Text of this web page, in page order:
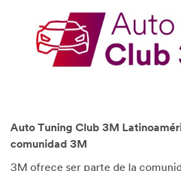
Auto Tuning Club 3M
comunidad 3M
3M ofrece ser parte de la